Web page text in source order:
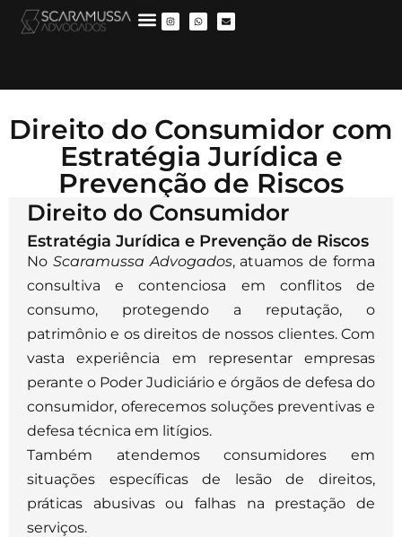
Direito do Consumidor com
Estratégia Jurídica e
Prevenção de Riscos
Direito do Consumidor
Estratégia Jurídica e Prevenção de Riscos
No Scaramussa Advogados, atuamos de forma
consultiva e contenciosa em conflitos de
consumo, protegendo a reputação, o
patrimônio e os direitos de nossos clientes. Com
vasta experiência em representar empresas
perante o Poder Judiciário e órgãos de defesa do
consumidor, oferecemos soluções preventivas e
defesa técnica em litígios.
Também atendemos consumidores em
situações específicas de lesão de direitos,
práticas abusivas ou falhas na prestação de
serviços.